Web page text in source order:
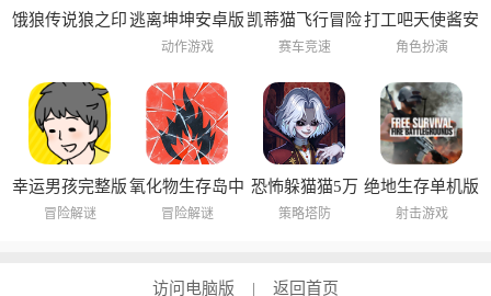
饿狼传说狼之印逃离坤坤安卓版
动作游戏
凯蒂猫飞行冒险
中文版
赛车竞速
打工吧天使酱安
卓版
角色扮演
幸运男孩完整版
冒险解谜
氧化物生存岛中
文版
冒险解谜
恐怖躲猫猫5万
圣节版
策略塔防
绝地生存单机版
射击游戏
访问电脑版 返回首页